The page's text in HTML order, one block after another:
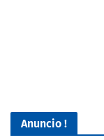
Anuncio !